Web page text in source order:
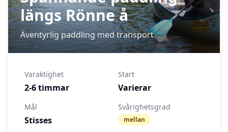
längs Rönne å
Äventyrlig paddling med transport
Varaktighet
2-6 timmar
Start
Varierar
Mål
Stisses
Svårighetsgrad
mellan